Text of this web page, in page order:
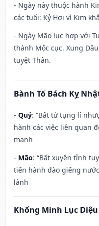
- Ngày này thuộc hành
các tuổi: Kỷ Hợi vì Kim
- Ngày Mão lục hợp với
thành Mộc cục. Xung
tuyệt Thân.
Bành Tổ Bách Kỵ
- Quý: “Bất từ tụng lí
hành các việc liên quan
mạnh
- Mão: “Bất xuyên tỉnh
tiến hành đào giếng
lành
Khổng Minh Lục Diệu